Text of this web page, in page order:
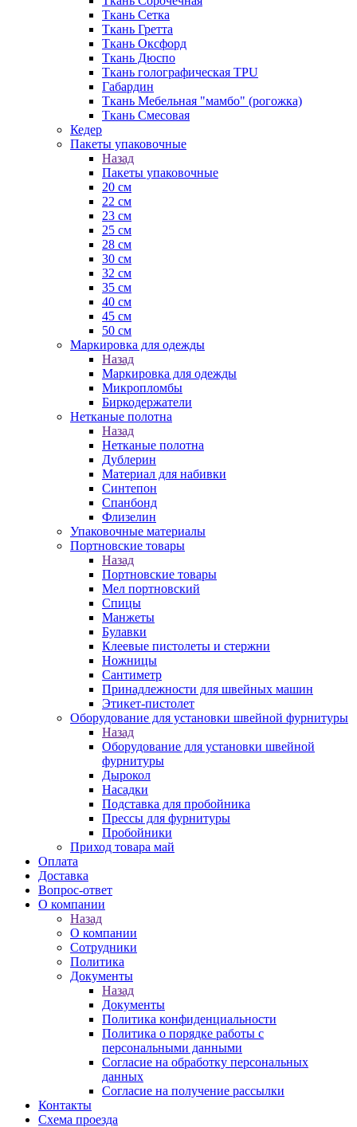
Ткань Сетка
Ткань Гретта
Ткань Оксфорд
Ткань Дюспо
Ткань голографическая TPU
Габардин
Ткань Мебельная "мамбо" (рогожка)
Ткань Смесовая
Кедер
Пакеты упаковочные
Назад
Пакеты упаковочные
20 см
22 см
23 см
25 см
28 см
30 см
32 см
35 см
40 см
45 см
50 см
Маркировка для одежды
Назад
Маркировка для одежды
Микропломбы
Биркодержатели
Нетканые полотна
Назад
Нетканые полотна
Дублерин
Материал для набивки
Синтепон
Спанбонд
Флизелин
Упаковочные материалы
Портновские товары
Назад
Портновские товары
Мел портновский
Спицы
Манжеты
Булавки
Клеевые пистолеты и стержни
Ножницы
Сантиметр
Принадлежности для швейных машин
Этикет-пистолет
Оборудование для установки швейной фурнитуры
Назад
Оборудование для установки швейной
фурнитуры
Дырокол
Насадки
Подставка для пробойника
Прессы для фурнитуры
Пробойники
Приход товара май
Оплата
Доставка
Вопрос-ответ
О компании
Назад
О компании
Сотрудники
Политика
Документы
Назад
Документы
Политика конфиденциальности
Политика о порядке работы с
персональными данными
Согласие на обработку персональных
данных
Согласие на получение рассылки
Контакты
Схема проезда